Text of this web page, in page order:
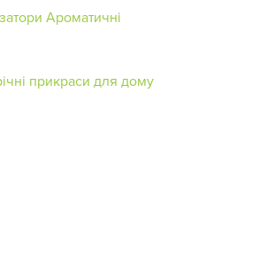
Ароматичні
прикраси для дому